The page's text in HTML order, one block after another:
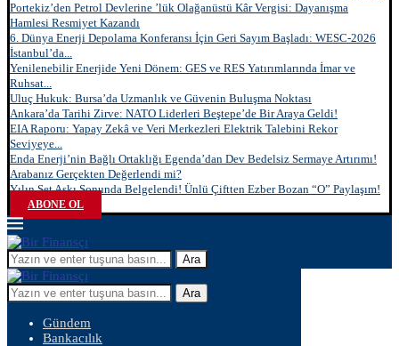
Portekiz’den Petrol Devlerine ’lük Olağanüstü Kâr Vergisi: Dayanışma
Hamlesi Resmiyet Kazandı
6. Dünya Enerji Depolama Konferansı İçin Geri Sayım Başladı: WESC-2026
İstanbul’da...
Yenilenebilir Enerjide Yeni Dönem: GES ve RES Yatırımlarında İmar ve
Ruhsat...
Uluç Hukuk: Bursa’da Uzmanlık ve Güvenin Buluşma Noktası
Ankara’da Tarihi Zirve: NATO Liderleri Beştepe’de Bir Araya Geldi!
EIA Raporu: Yapay Zekâ ve Veri Merkezleri Elektrik Talebini Rekor
Seviyeye...
Enda Enerji’nin Bağlı Ortaklığı Egenda’dan Dev Bedelsiz Sermaye Artırımı!
Arabanız Gerçekten Değerlendi mi?
Yılın Set Aşkı Sonunda Belgelendi! Ünlü Çiftten Ezber Bozan “O” Paylaşım!
ABONE OL
Ara
Ara
Gündem
Bankacılık